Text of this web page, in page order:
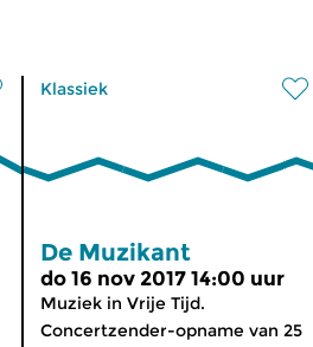
Klassiek
De Muzikant
do 16 nov 2017 14:00 uur
Muziek in Vrije Tijd.
Concertzender-opname van 25